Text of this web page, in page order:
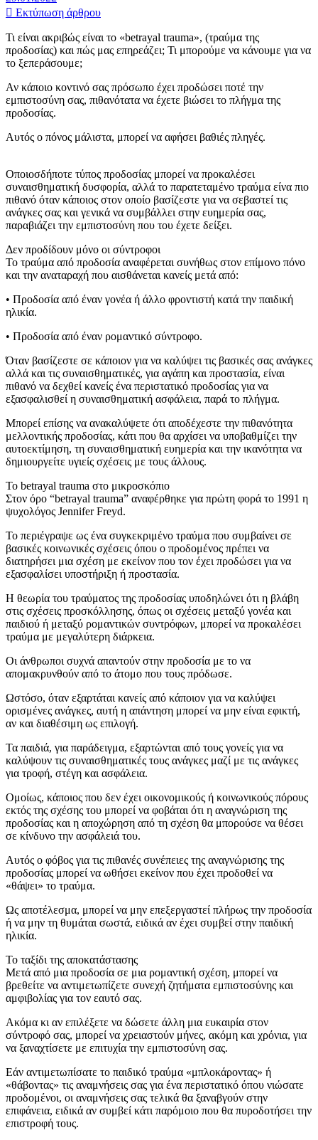
Εκτύπωση άρθρου
Τι είναι ακριβώς είναι το «betrayal trauma», (τραύμα της
προδοσίας) και πώς μας επηρεάζει; Τι μπορούμε να κάνουμε για να
το ξεπεράσουμε;
Αν κάποιο κοντινό σας πρόσωπο έχει προδώσει ποτέ την
εμπιστοσύνη σας, πιθανότατα να έχετε βιώσει το πλήγμα της
προδοσίας.
Αυτός ο πόνος μάλιστα, μπορεί να αφήσει βαθιές πληγές.
Οποιοσδήποτε τύπος προδοσίας μπορεί να προκαλέσει
συναισθηματική δυσφορία, αλλά το παρατεταμένο τραύμα είνα πιο
πιθανό όταν κάποιος στον οποίο βασίζεστε για να σεβαστεί τις
ανάγκες σας και γενικά να συμβάλλει στην ευημερία σας,
παραβιάζει την εμπιστοσύνη που του έχετε δείξει.
Δεν προδίδουν μόνο οι σύντροφοι
Το τραύμα από προδοσία αναφέρεται συνήθως στον επίμονο πόνο
και την αναταραχή που αισθάνεται κανείς μετά από:
• Προδοσία από έναν γονέα ή άλλο φροντιστή κατά την παιδική
ηλικία.
• Προδοσία από έναν ρομαντικό σύντροφο.
Όταν βασίζεστε σε κάποιον για να καλύψει τις βασικές σας ανάγκες
αλλά και τις συναισθηματικές, για αγάπη και προστασία, είναι
πιθανό να δεχθεί κανείς ένα περιστατικό προδοσίας για να
εξασφαλισθεί η συναισθηματική ασφάλεια, παρά το πλήγμα.
Μπορεί επίσης να ανακαλύψετε ότι αποδέχεστε την πιθανότητα
μελλοντικής προδοσίας, κάτι που θα αρχίσει να υποβαθμίζει την
αυτοεκτίμηση, τη συναισθηματική ευημερία και την ικανότητα να
δημιουργείτε υγιείς σχέσεις με τους άλλους.
Το betrayal trauma στο μικροσκόπιο
Στον όρο “betrayal trauma” αναφέρθηκε για πρώτη φορά το 1991 η
ψυχολόγος Jennifer Freyd.
Το περιέγραψε ως ένα συγκεκριμένο τραύμα που συμβαίνει σε
βασικές κοινωνικές σχέσεις όπου ο προδομένος πρέπει να
διατηρήσει μια σχέση με εκείνον που τον έχει προδώσει για να
εξασφαλίσει υποστήριξη ή προστασία.
Η θεωρία του τραύματος της προδοσίας υποδηλώνει ότι η βλάβη
στις σχέσεις προσκόλλησης, όπως οι σχέσεις μεταξύ γονέα και
παιδιού ή μεταξύ ρομαντικών συντρόφων, μπορεί να προκαλέσει
τραύμα με μεγαλύτερη διάρκεια.
Οι άνθρωποι συχνά απαντούν στην προδοσία με το να
απομακρυνθούν από το άτομο που τους πρόδωσε.
Ωστόσο, όταν εξαρτάται κανείς από κάποιον για να καλύψει
ορισμένες ανάγκες, αυτή η απάντηση μπορεί να μην είναι εφικτή,
αν και διαθέσιμη ως επιλογή.
Τα παιδιά, για παράδειγμα, εξαρτώνται από τους γονείς για να
καλύψουν τις συναισθηματικές τους ανάγκες μαζί με τις ανάγκες
για τροφή, στέγη και ασφάλεια.
Ομοίως, κάποιος που δεν έχει οικονομικούς ή κοινωνικούς πόρους
εκτός της σχέσης του μπορεί να φοβάται ότι η αναγνώριση της
προδοσίας και η αποχώρηση από τη σχέση θα μπορούσε να θέσει
σε κίνδυνο την ασφάλειά του.
Αυτός ο φόβος για τις πιθανές συνέπειες της αναγνώρισης της
προδοσίας μπορεί να ωθήσει εκείνον που έχει προδοθεί να
«θάψει» το τραύμα.
Ως αποτέλεσμα, μπορεί να μην επεξεργαστεί πλήρως την προδοσία
ή να μην τη θυμάται σωστά, ειδικά αν έχει συμβεί στην παιδική
ηλικία.
Το ταξίδι της αποκατάστασης
Μετά από μια προδοσία σε μια ρομαντική σχέση, μπορεί να
βρεθείτε να αντιμετωπίζετε συνεχή ζητήματα εμπιστοσύνης και
αμφιβολίας για τον εαυτό σας.
Ακόμα κι αν επιλέξετε να δώσετε άλλη μια ευκαιρία στον
σύντροφό σας, μπορεί να χρειαστούν μήνες, ακόμη και χρόνια, για
να ξαναχτίσετε με επιτυχία την εμπιστοσύνη σας.
Εάν αντιμετωπίσατε το παιδικό τραύμα «μπλοκάροντας» ή
«θάβοντας» τις αναμνήσεις σας για ένα περιστατικό όπου νιώσατε
προδομένοι, οι αναμνήσεις σας τελικά θα ξαναβγούν στην
επιφάνεια, ειδικά αν συμβεί κάτι παρόμοιο που θα πυροδοτήσει την
επιστροφή τους.